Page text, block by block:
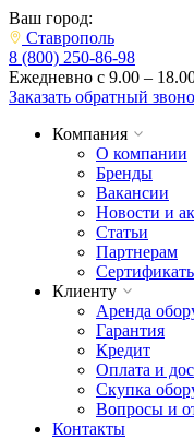
Ваш город:
Ставрополь
8 (800) 250-86-98
Ежедневно с 9.00 –
Заказать обратный
Компания
О компании
Бренды
Вакансии
Новости и
Статьи
Партнерам
Клиенту
Аренда
Гарантия
Кредит
Оплата и
Скупка
Вопросы и
Контакты